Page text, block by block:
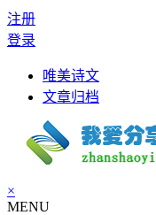
注册
登录
唯美诗文
文章归档
×
MENU